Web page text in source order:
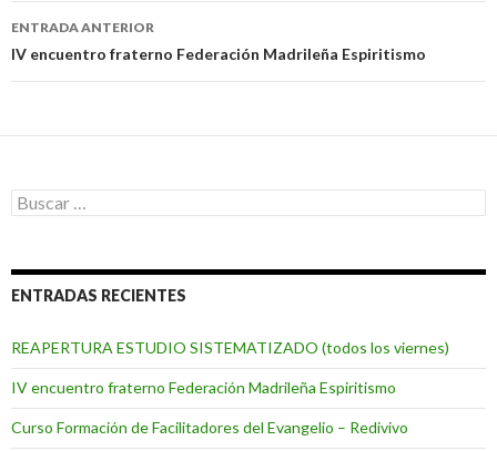
Navegación
de
ENTRADA ANTERIOR
IV encuentro fraterno Federación Madrileña Espiritismo
Buscar:
ENTRADAS RECIENTES
REAPERTURA ESTUDIO SISTEMATIZADO (todos los viernes)
IV encuentro fraterno Federación Madrileña Espiritismo
Curso Formación de Facilitadores del Evangelio – Redivivo